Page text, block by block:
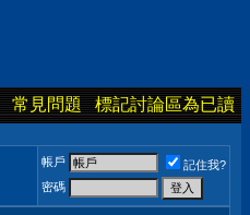
常見問題 標記討論區為已讀
帳戶
記住我?
密碼